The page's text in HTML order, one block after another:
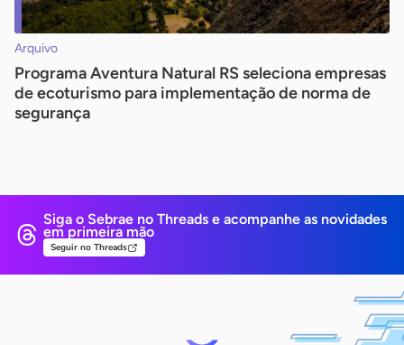
Arquivo
Programa Aventura Natural RS seleciona empresas
de ecoturismo para implementação de norma de
segurança
Siga o Sebrae no Threads e acompanhe as novidades
em primeira mão
Seguir no Threads